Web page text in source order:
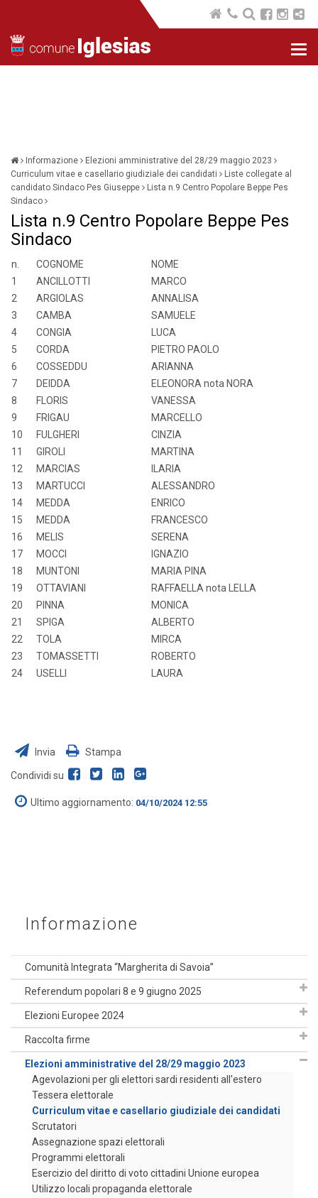
Informazione
Elezioni amministrative del 28/29 maggio 2023
Curriculum vitae e casellario giudiziale dei candidati
Liste collegate al
candidato Sindaco Pes Giuseppe
Lista n.9 Centro Popolare Beppe Pes
Sindaco
Lista n.9 Centro Popolare Beppe Pes
Sindaco
n. COGNOME
NOME
1
ANCILLOTTI
MARCO
2
ARGIOLAS
ANNALISA
3
CAMBA
SAMUELE
4
CONGIA
LUCA
5
CORDA
PIETRO PAOLO
6
COSSEDDU
ARIANNA
7
DEIDDA
ELEONORA nota NORA
8
FLORIS
VANESSA
9
FRIGAU
MARCELLO
10
FULGHERI
CINZIA
11
GIROLI
MARTINA
12
MARCIAS
ILARIA
13
MARTUCCI
ALESSANDRO
14
MEDDA
ENRICO
15
MEDDA
FRANCESCO
16
MELIS
SERENA
17
MOCCI
IGNAZIO
18
MUNTONI
MARIA PINA
19
OTTAVIANI
RAFFAELLA nota LELLA
20
PINNA
MONICA
21
SPIGA
ALBERTO
22
TOLA
MIRCA
23
TOMASSETTI
ROBERTO
24
USELLI LAURA
Invia Stampa
Condividi su
Ultimo aggiornamento: 04/10/2024 12:55
Informazione
Comunità Integrata “Margherita di Savoia”
Referendum popolari 8 e 9 giugno 2025
Elezioni Europee 2024
Raccolta firme
Elezioni amministrative del 28/29 maggio 2023
Agevolazioni per gli elettori sardi residenti all'estero
Tessera elettorale
Curriculum vitae e casellario giudiziale dei candidati
Scrutatori
Assegnazione spazi elettorali
Programmi elettorali
Esercizio del diritto di voto cittadini Unione europea
Utilizzo locali propaganda elettorale